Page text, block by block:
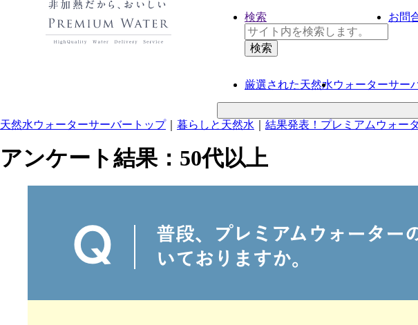
厳選された天然水ウォーターサー
検索 お問
天然水ウォーターサーバートップ｜ 暮らしと天然水 結果発表！プレミアムウォー
アンケート結果：50代以上